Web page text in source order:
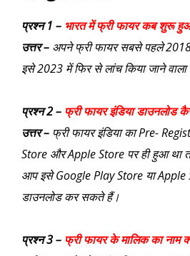
प्रश्न 1 – भारत में फ्री फायर कब शुरू
उत्तर – अपने फ्री फायर सबसे पहले
इसे 2023 में फिर से लांच किया जाने
प्रश्न 2 – फ्री फायर इंडिया डाउनलोड
उत्तर – फ्री फायर इंडिया का Pre-
Store और Apple Store पर ही हुआ था
आप इसे Google Play Store या
डाउनलोड कर सकते हैं।
प्रश्न 3 – फ्री फायर के मालिक का नाम